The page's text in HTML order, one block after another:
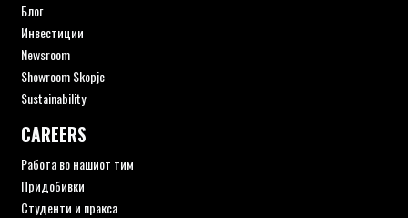
Блог
Инвестиции
Newsroom
Showroom Skopje
Sustainability
CAREERS
Работа во нашиот тим
Придобивки
Студенти и пракса